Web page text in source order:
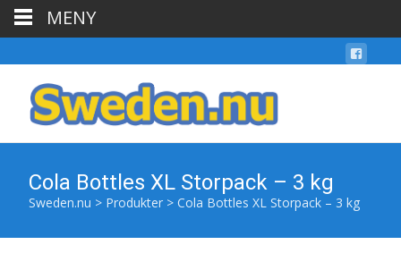
Cola Bottles XL Storpack – 3 kg
Sweden.nu > Produkter > Cola Bottles XL Storpack – 3 kg
MENY